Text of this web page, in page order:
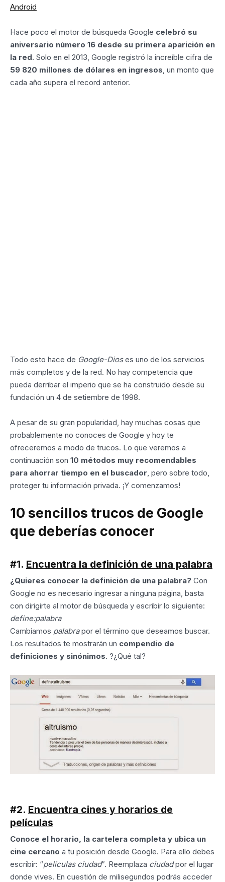
Android
Hace poco el motor de búsqueda Google celebró su
aniversario número 16 desde su primera aparición en
la red. Solo en el 2013, Google registró la increíble cifra de
59 820 millones de dólares en ingresos, un monto que
cada año supera el record anterior.
Todo esto hace de Google-Dioses uno de los servicios
más completos y de la red. No hay competencia que
pueda derribar el imperio que se ha construido desde su
fundación un 4 de setiembre de 1998.
A pesar de su gran popularidad, hay muchas cosas que
probablemente no conoces de Google y hoy te
ofreceremos a modo de trucos. Lo que veremos a
continuación son 10 métodos muy recomendables
para ahorrar tiempo en el buscador, pero sobre todo,
proteger tu información privada. ¡Y comenzamos!
10 sencillos trucos de Google
que deberías conocer
#1. Encuentra la definición de una palabra
¿Quieres conocer la definición de una palabra? Con
Google no es necesario ingresar a ninguna página, basta
con dirigirte al motor de búsqueda y escribir lo siguiente:
define:palabra
Cambiamos palabrapor el término que deseamos buscar.
Los resultados te mostrarán un compendio de
definiciones y sinónimos. ?¿Qué tal?
#2. Encuentra cines y horarios de
películas
Conoce el horario, la cartelera completa y ubica un
cine cercano a tu posición desde Google. Para ello debes
escribir: “películas ciudad”. Reemplaza ciudadpor el lugar
donde vives. En cuestión de milisegundos podrás acceder